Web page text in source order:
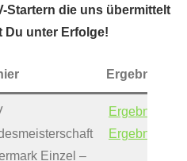
Startern die uns übermittelt
Du unter Erfolge!
Ergebnisse
Einzel –
Ergebnisse
Ergebnisse